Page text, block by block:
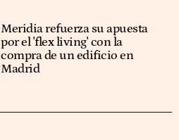
Meridia refuerza su apuesta
por el 'flex living' con la
compra de un edificio en
Madrid